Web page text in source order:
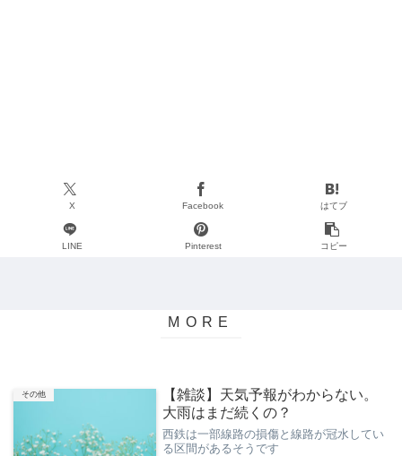
X Facebook はてブ
LINE Pinterest コピー
その他
【雑談】天気予報がわからない。
大雨はまだ続くの？
西鉄は一部線路の損傷と線路が冠水してい
る区間があるそうです